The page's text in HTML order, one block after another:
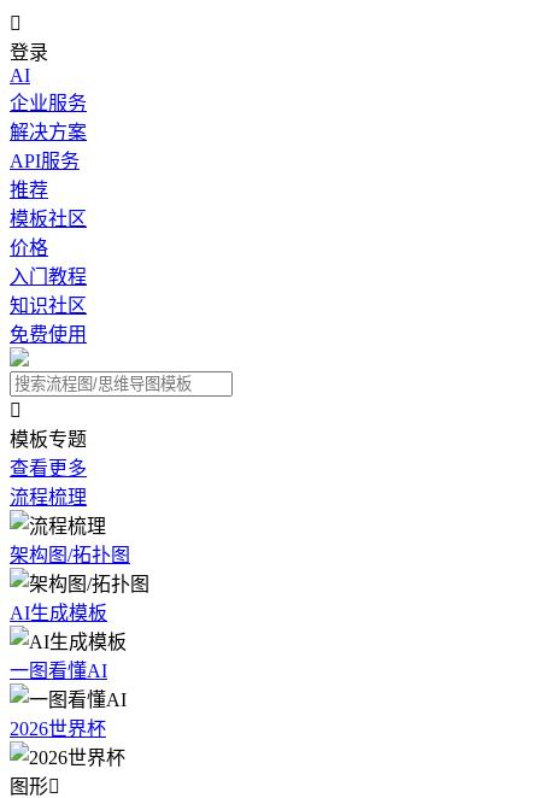

登录
AI
企业服务
解决方案
API服务
推荐
模板社区
价格
入门教程
知识社区
免费使用

模板专题
查看更多
流程梳理
架构图/拓扑图
AI生成模板
一图看懂AI
2026世界杯
图形